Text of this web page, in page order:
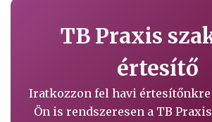
TB Praxis
értesítő
Iratkozzon fel havi
Ön is rendszeresen a TB